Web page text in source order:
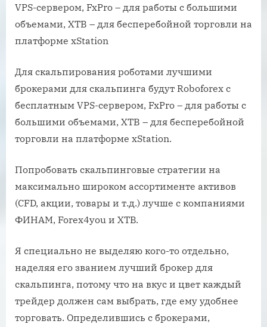
VPS-сервером, FxPro – для работы с большими
объемами, XTB – для бесперебойной торговли на
платформе xStation
Для скальпирования роботами лучшими
брокерами для скальпинга будут Roboforex c
бесплатным VPS-сервером, FxPro – для работы с
большими объемами, XTB – для бесперебойной
торговли на платформе xStation.
Попробовать скальпинговые стратегии на
максимально широком ассортименте активов
(CFD, акции, товары и т.д.) лучше с компаниями
ФИНАМ, Forex4you и XTB.
Я специально не выделяю кого-то отдельно,
наделяя его званием лучший брокер для
скальпинга, потому что на вкус и цвет каждый
трейдер должен сам выбрать, где ему удобнее
торговать. Определившись с брокерами,